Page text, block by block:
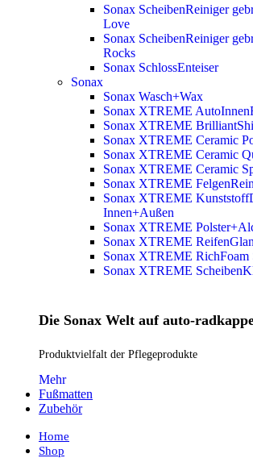
Sonax ScheibenReiniger
Love
Sonax ScheibenReiniger
Rocks
Sonax SchlossEnteiser
Sonax
Sonax Wasch+Wax
Sonax XTREME
Sonax XTREME
Sonax XTREME Ceramic
Sonax XTREME Ceramic
Sonax XTREME Ceramic
Sonax XTREME
Sonax XTREME
Innen+Außen
Sonax XTREME
Sonax XTREME
Sonax XTREME RichFoam
Sonax XTREME
Die Sonax Welt auf auto-
Produktvielfalt der Pflegeprodukte
Mehr
Fußmatten
Zubehör
Home
Shop